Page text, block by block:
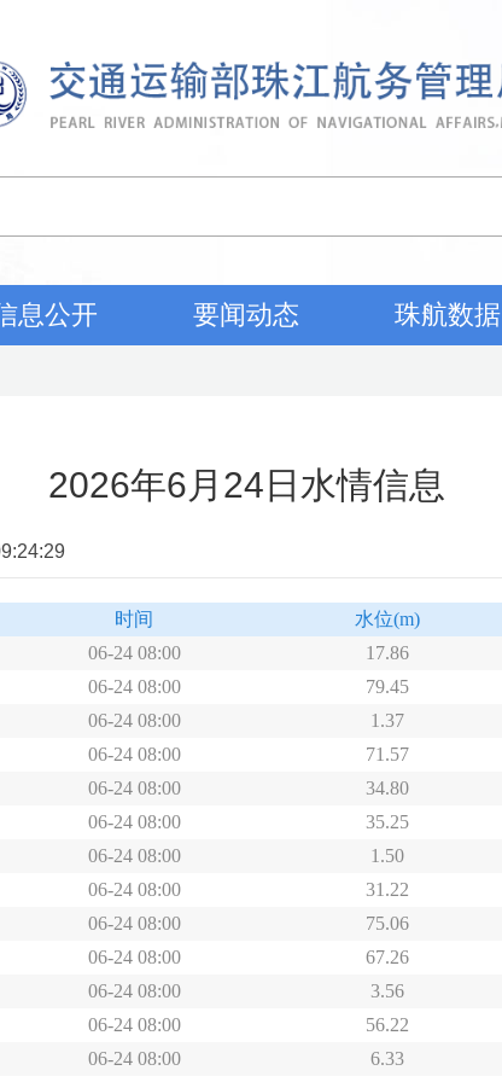
息公开 要闻动态 珠航数据
2026年6月24日水情信息
时间 水位(m)
06-24 08:00 17.86
06-24 08:00 79.45
06-24 08:00 1.37
06-24 08:00 71.57
06-24 08:00 34.80
06-24 08:00 35.25
06-24 08:00 1.50
06-24 08:00 31.22
06-24 08:00 75.06
06-24 08:00 67.26
06-24 08:00 3.56
06-24 08:00 56.22
06-24 08:00 6.33